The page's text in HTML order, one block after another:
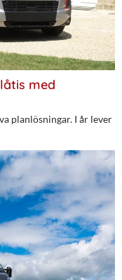
med
planlösningar. I år lever